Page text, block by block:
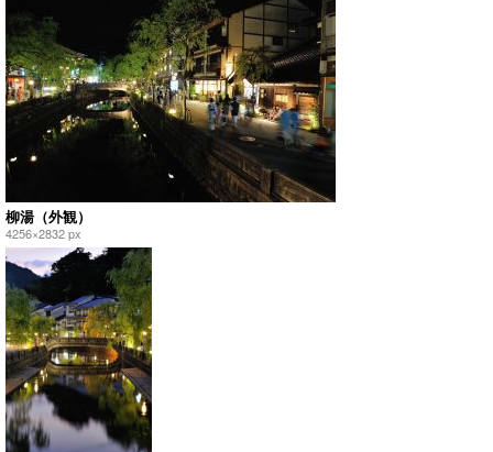
柳湯（外観）
4256×2832 px